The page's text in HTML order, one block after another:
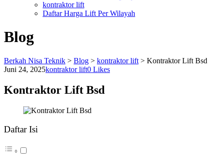
kontraktor lift
Daftar Harga Lift Per Wilayah
Blog
Berkah Nisa Teknik > Blog > kontraktor lift > Kontraktor Lift Bsd
Juni 24, 2025kontraktor lift0 Likes
Kontraktor Lift Bsd
Daftar Isi